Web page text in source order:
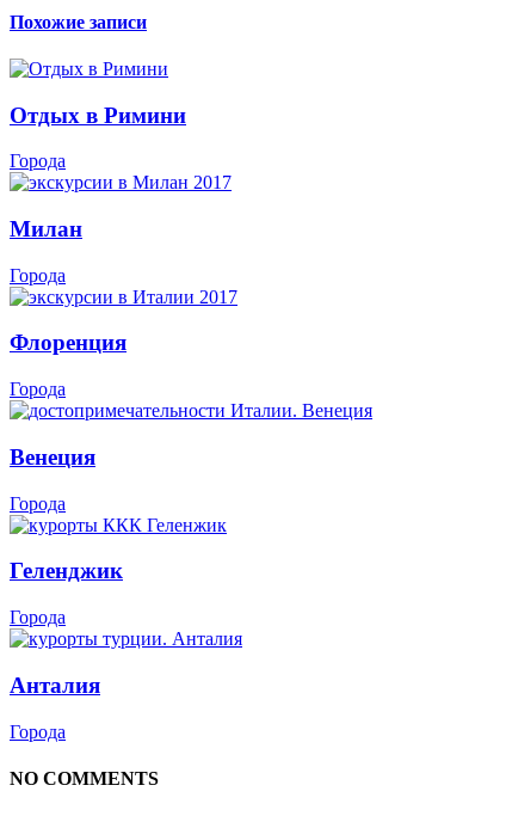
Похожие записи
Отдых в Римини
Города
Милан
Города
Флоренция
Города
Венеция
Города
Геленджик
Города
Анталия
Города
NO COMMENTS